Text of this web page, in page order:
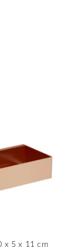
x 5 x 11 cm